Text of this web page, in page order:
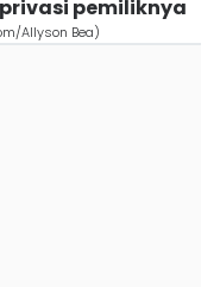
pemiliknya
Allyson Bea)